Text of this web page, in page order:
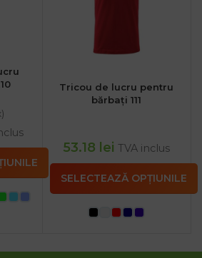
Tricou de lucru pentru
bărbați 111
53.18 lei TVA inclus
SELECTEAZĂ OPȚIUNILE